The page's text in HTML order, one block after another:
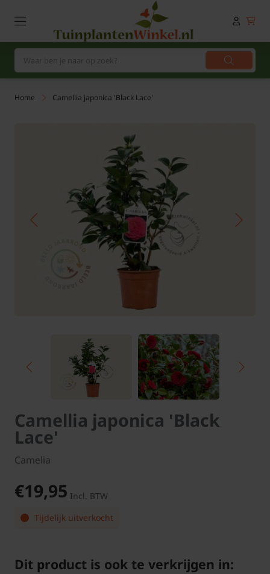
Home Camellia japonica 'Black Lace'
Camellia japonica 'Black
Lace'
Camelia
€19,95 Incl. BTW
Tijdelijk uitverkocht
Dit product is ook te verkrijgen in: